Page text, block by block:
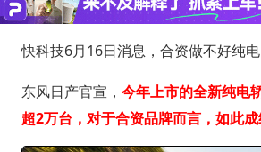
快科技6月16日消息，合资做不好纯电
东风日产官宣， 今年上市的全新纯电
超2万台，对于合资品牌而言，如此